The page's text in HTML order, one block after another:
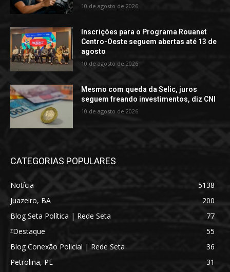
10 de agosto de 2026
Inscrições para o Programa Rouanet
Centro-Oeste seguem abertas até 13 de
agosto
10 de agosto de 2026
Mesmo com queda da Selic, juros
seguem freando investimentos, diz CNI
10 de agosto de 2026
CATEGORIAS POPULARES
Notícia
5138
Juazeiro, BA
200
Blog Seta Política | Rede Seta
77
ᶻDestaque
55
Blog Conexão Policial | Rede Seta
36
Petrolina, PE
31